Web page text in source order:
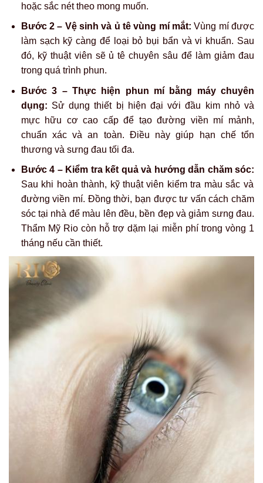
hoặc sắc nét theo mong muốn.
Bước 2 – Vệ sinh và ủ tê vùng mí mắt: Vùng mí được
làm sạch kỹ càng để loại bỏ bụi bẩn và vi khuẩn. Sau
đó, kỹ thuật viên sẽ ủ tê chuyên sâu để làm giảm đau
trong quá trình phun.
Bước 3 – Thực hiện phun mí bằng máy chuyên
dụng: Sử dụng thiết bị hiện đại với đầu kim nhỏ và
mực hữu cơ cao cấp để tạo đường viền mí mảnh,
chuẩn xác và an toàn. Điều này giúp hạn chế tổn
thương và sưng đau tối đa.
Bước 4 – Kiểm tra kết quả và hướng dẫn chăm sóc:
Sau khi hoàn thành, kỹ thuật viên kiểm tra màu sắc và
đường viền mí. Đồng thời, bạn được tư vấn cách chăm
sóc tại nhà để màu lên đều, bền đẹp và giảm sưng đau.
Thẩm Mỹ Rio còn hỗ trợ dặm lại miễn phí trong vòng 1
tháng nếu cần thiết.